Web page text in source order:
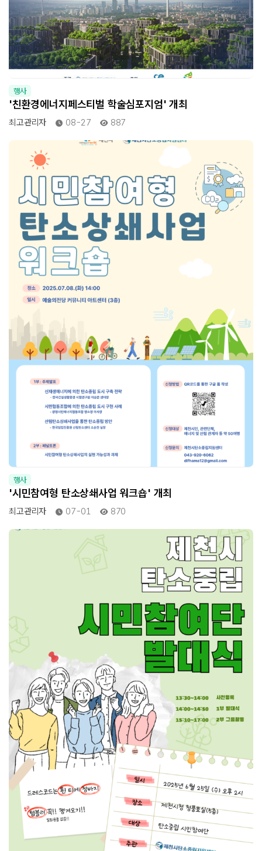
행사
'친환경에너지페스티벌 학술심포지엄' 개최
최고관리자 08-27 887
행사
'시민참여형 탄소상쇄사업 워크숍' 개최
최고관리자 07-01 870